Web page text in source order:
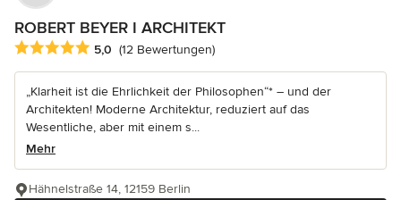
ROBERT BEYER I ARCHITEKT
Durchschnittliche Bewertung: 5 von 5 Sternen
5,0 (12 Bewertungen)
„Klarheit ist die Ehrlichkeit der Philosophen“* – und der
Architekten! Moderne Architektur, reduziert auf das
Wesentliche, aber mit einem s...
Mehr
Hähnelstraße 14, 12159 Berlin